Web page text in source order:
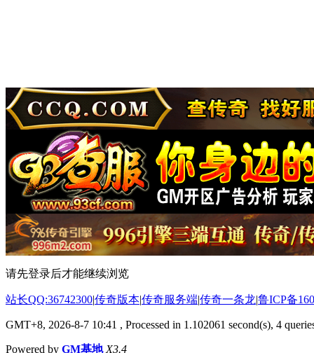
请先登录后才能继续浏览
站长QQ:36742300|传奇版本|传奇服务端|传奇一条龙|鲁ICP备
GMT+8, 2026-8-7 10:41 , Processed in 1.102061 second(s), 4
Powered by GM基地 X3.4